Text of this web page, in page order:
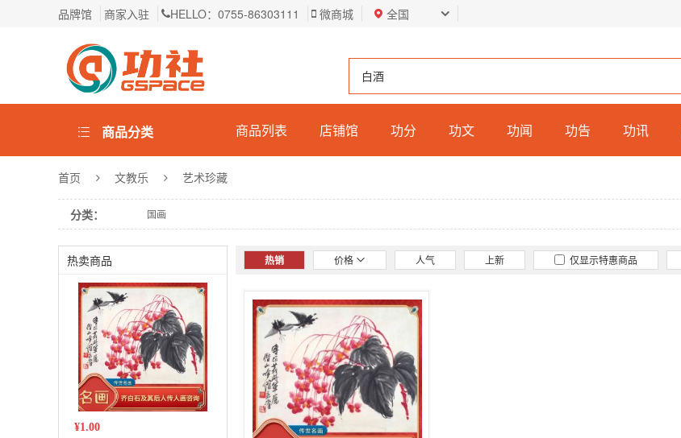
品牌馆 商家入驻 HELLO：0755-86303111 微商城 全国
商品列表 店铺馆 功分 功文 功闻 功告 功讯
商品分类
首页 文教乐 艺术珍藏
分类： 国画
热卖商品
¥1.00
热销 价格 人气 上新 仅显示特惠商品